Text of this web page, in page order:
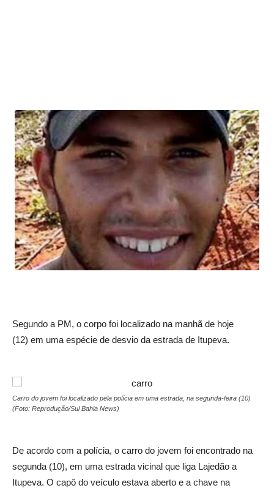
Segundo a PM, o corpo foi localizado na manhã de hoje
(12) em uma espécie de desvio da estrada de Itupeva.
Carro do jovem foi localizado pela polícia em uma estrada, na segunda-feira (10)
(Foto: Reprodução/Sul Bahia News)
De acordo com a polícia, o carro do jovem foi encontrado na
segunda (10), em uma estrada vicinal que liga Lajedão a
Itupeva. O capô do veículo estava aberto e a chave na